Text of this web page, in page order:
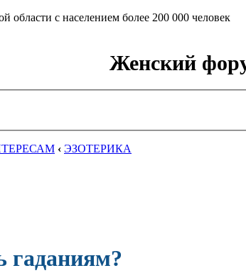
с населением более 200 000 человек
Женский
‹ ЭЗОТЕРИКА
гаданиям?